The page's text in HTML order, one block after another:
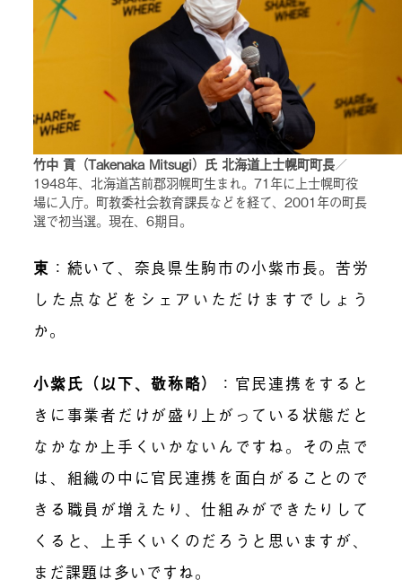
竹中 貢（Takenaka Mitsugi）氏 北海道上士幌町町長／
1948年、北海道苫前郡羽幌町生まれ。71年に上士幌町役
場に入庁。町教委社会教育課長などを経て、2001年の町長
選で初当選。現在、6期目。
東 ：続いて、奈良県生駒市の小紫市長。苦労
した点などをシェアいただけますでしょう
か。
小紫氏（以下、敬称略）
：官民連携をすると
きに事業者だけが盛り上がっている状態だと
なかなか上手くいかないんですね。その点で
は、組織の中に官民連携を面白がることので
きる職員が増えたり、仕組みができたりして
くると、上手くいくのだろうと思いますが、
まだ課題は多いですね。